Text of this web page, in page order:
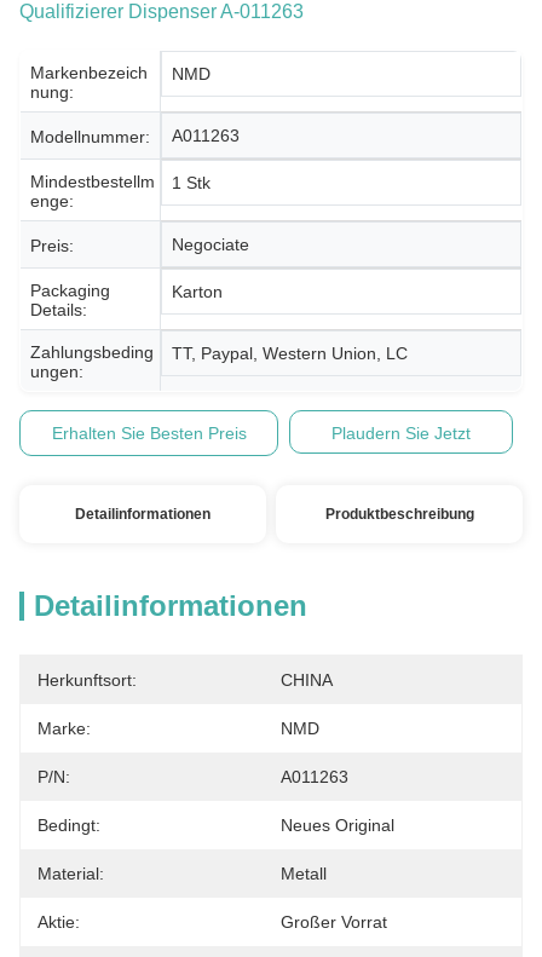
Qualifizierer Dispenser A-011263
Markenbezeich
Nung:
NMD
Modellnummer: A011263
Mindestbestellm
Enge:
1 Stk
Preis: Negociate
Packaging
Details:
Karton
Zahlungsbeding
Ungen:
TT, Paypal, Western Union, LC
Erhalten Sie Besten Preis Plaudern Sie Jetzt
Detailinformationen Produktbeschreibung
Detailinformationen
Herkunftsort: CHINA
Marke: NMD
P/N: A011263
Bedingt: Neues Original
Material: Metall
Aktie: Großer Vorrat